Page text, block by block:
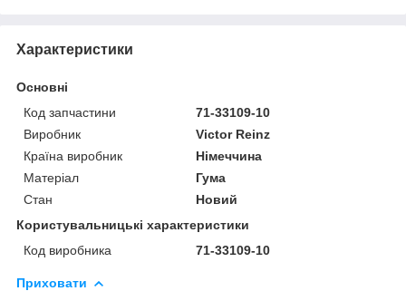
Характеристики
Основні
Код запчастини
71-33109-10
Виробник
Victor Reinz
Країна виробник
Німеччина
Матеріал
Гума
Стан
Новий
Користувальницькі характеристики
Код виробника
71-33109-10
Приховати